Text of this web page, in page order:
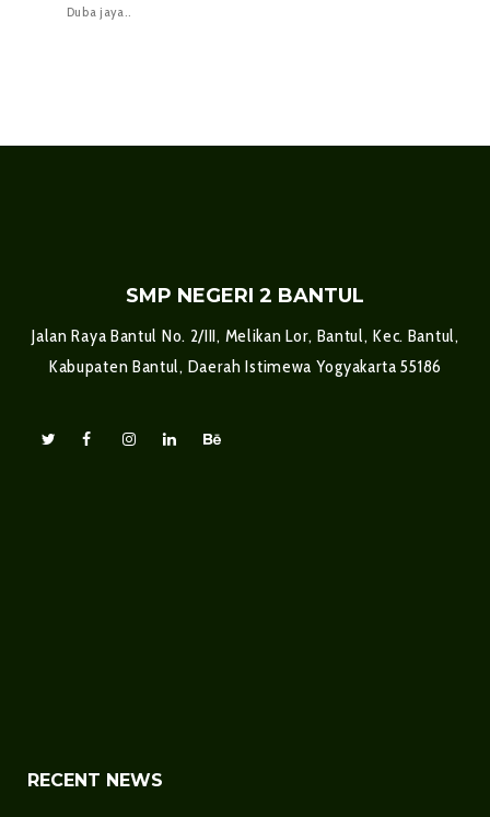
Duba jaya..
SMP NEGERI 2 BANTUL
Jalan Raya Bantul No. 2/III, Melikan Lor, Bantul, Kec. Bantul,
Kabupaten Bantul, Daerah Istimewa Yogyakarta 55186
RECENT NEWS